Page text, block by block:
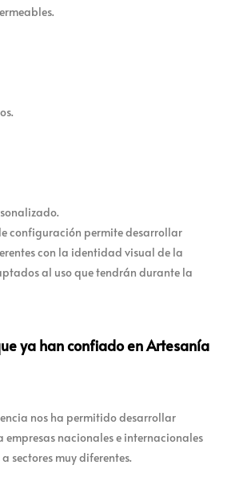
configuración permite desarrollar
con la identidad visual de la
al uso que tendrán durante la
ya han confiado en Artesanía
nos ha permitido desarrollar
empresas nacionales e internacionales
sectores muy diferentes.